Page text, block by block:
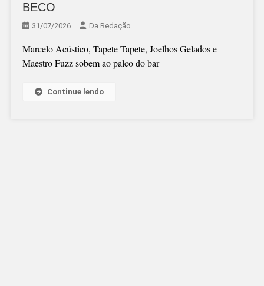
BECO
31/07/2026 Da Redação
Marcelo Acústico, Tapete Tapete, Joelhos Gelados e
Maestro Fuzz sobem ao palco do bar
Continue lendo